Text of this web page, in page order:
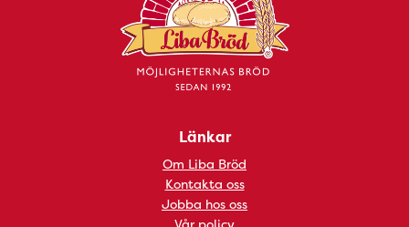
Länkar
Om Liba Bröd
Kontakta oss
Jobba hos oss